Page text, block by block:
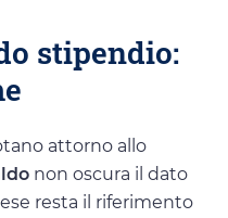
stipendio:
attorno allo
non oscura il dato
resta il riferimento